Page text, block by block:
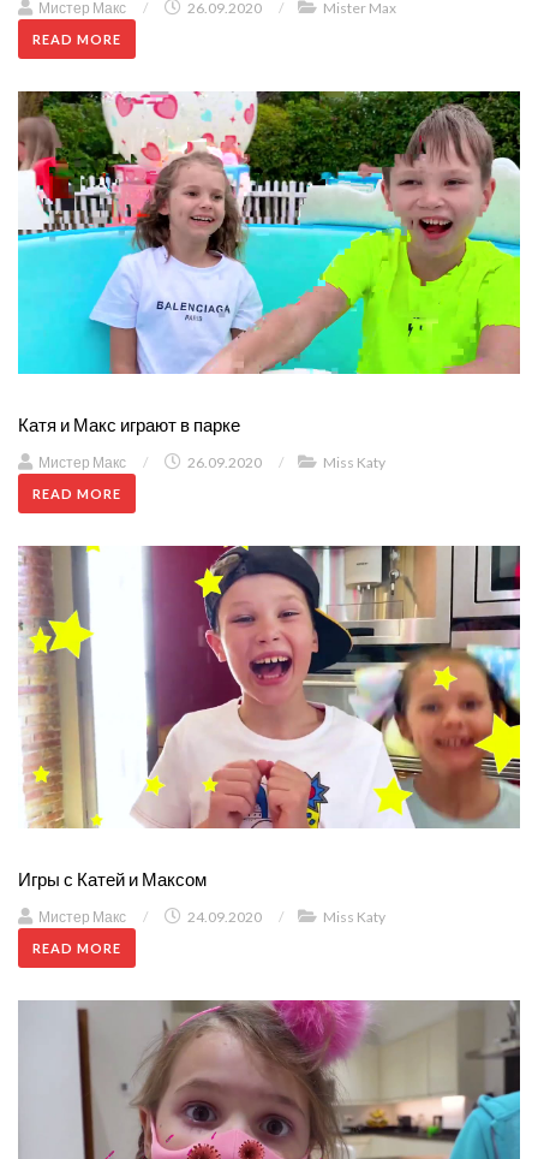
Мистер Макс / 26.09.2020 / Mister Max
READ MORE
Катя и Макс играют в парке
Мистер Макс / 26.09.2020 / Miss Katy
READ MORE
Игры с Катей и Максом
Мистер Макс / 24.09.2020 / Miss Katy
READ MORE